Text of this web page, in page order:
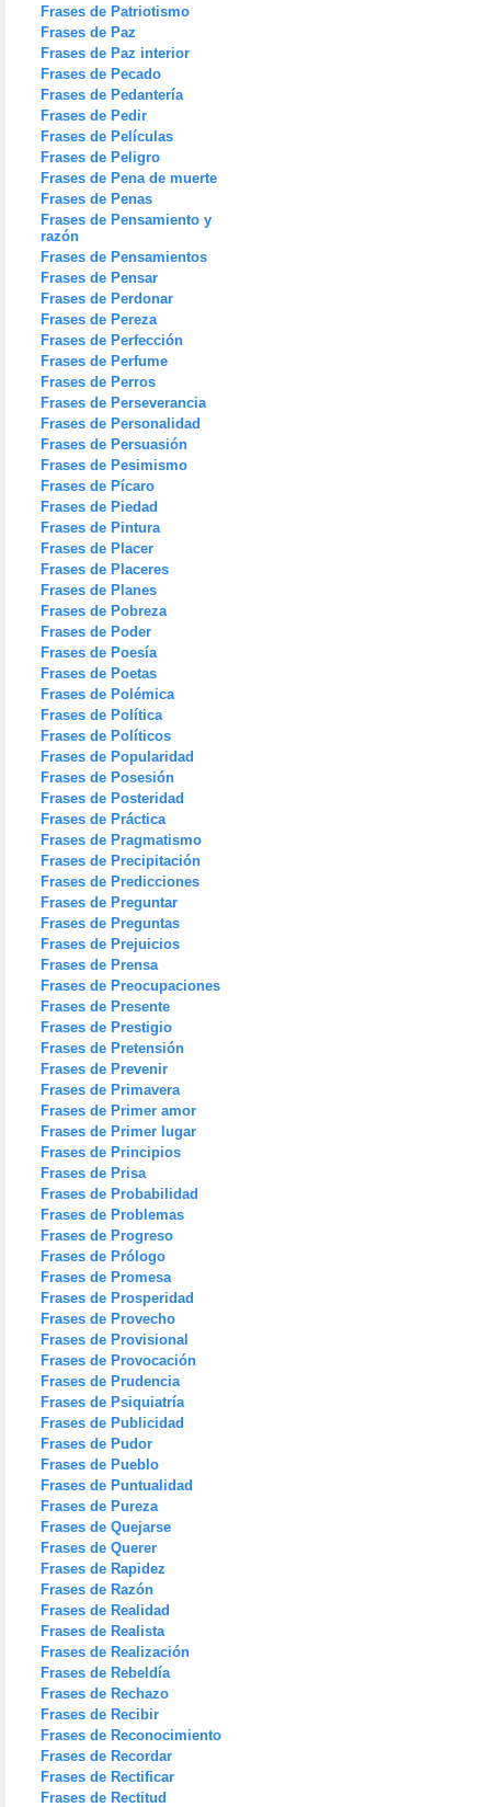
Frases de Patriotismo
Frases de Paz
Frases de Paz interior
Frases de Pecado
Frases de Pedantería
Frases de Pedir
Frases de Películas
Frases de Peligro
Frases de Pena de muerte
Frases de Penas
Frases de Pensamiento y
razón
Frases de Pensamientos
Frases de Pensar
Frases de Perdonar
Frases de Pereza
Frases de Perfección
Frases de Perfume
Frases de Perros
Frases de Perseverancia
Frases de Personalidad
Frases de Persuasión
Frases de Pesimismo
Frases de Pícaro
Frases de Piedad
Frases de Pintura
Frases de Placer
Frases de Placeres
Frases de Planes
Frases de Pobreza
Frases de Poder
Frases de Poesía
Frases de Poetas
Frases de Polémica
Frases de Política
Frases de Políticos
Frases de Popularidad
Frases de Posesión
Frases de Posteridad
Frases de Práctica
Frases de Pragmatismo
Frases de Precipitación
Frases de Predicciones
Frases de Preguntar
Frases de Preguntas
Frases de Prejuicios
Frases de Prensa
Frases de Preocupaciones
Frases de Presente
Frases de Prestigio
Frases de Pretensión
Frases de Prevenir
Frases de Primavera
Frases de Primer amor
Frases de Primer lugar
Frases de Principios
Frases de Prisa
Frases de Probabilidad
Frases de Problemas
Frases de Progreso
Frases de Prólogo
Frases de Promesa
Frases de Prosperidad
Frases de Provecho
Frases de Provisional
Frases de Provocación
Frases de Prudencia
Frases de Psiquiatría
Frases de Publicidad
Frases de Pudor
Frases de Pueblo
Frases de Puntualidad
Frases de Pureza
Frases de Quejarse
Frases de Querer
Frases de Rapidez
Frases de Razón
Frases de Realidad
Frases de Realista
Frases de Realización
Frases de Rebeldía
Frases de Rechazo
Frases de Recibir
Frases de Reconocimiento
Frases de Recordar
Frases de Rectificar
Frases de Rectitud